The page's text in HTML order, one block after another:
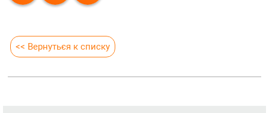
<< Вернуться к списку